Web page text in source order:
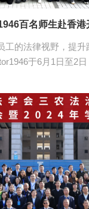
百名师生赴香港
工的法律视野，提升
于6月1日至2
英文法学课程，学
展调研交流。在律政
与职业发展路径；
庭审流程。 本次研习交流活动的
们近距离接触了香港
司法体系的理解，为
助力同...